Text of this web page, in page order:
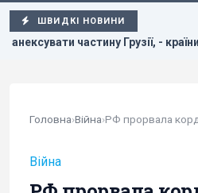
ШВИДКІ НОВИНИ
країни НАТО В результаті
Головна›Війна›
Війна